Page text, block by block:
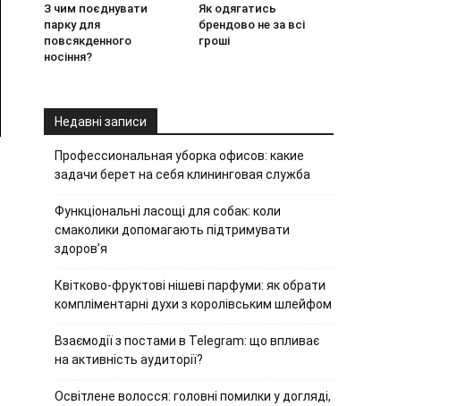
З чим поєднувати
парку для
повсякденного
носіння?
Як одягатись
брендово не за всі
гроші
Недавні записи
Профессиональная уборка офисов: какие
задачи берет на себя клининговая служба
Функціональні ласощі для собак: коли
смаколики допомагають підтримувати
здоров’я
Квітково-фруктові нішеві парфуми: як обрати
компліментарні духи з королівським шлейфом
Взаємодії з постами в Telegram: що впливає
на активність аудиторії?
Освітлене волосся: головні помилки у догляді,